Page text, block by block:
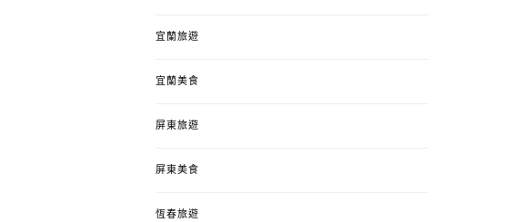
宜蘭旅遊
宜蘭美食
屏東旅遊
屏東美食
恆春旅遊